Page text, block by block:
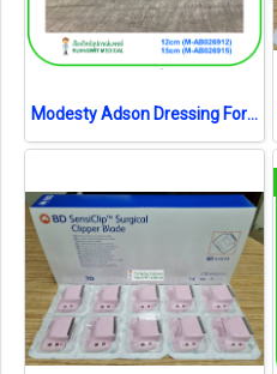
Modesty Adson Dressing Forcep (เยอรมัน)